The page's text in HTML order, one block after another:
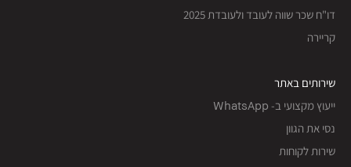
דו"ח שכר שווה לעובד ולעובדת 2025
קריירה
שירותים באתר
ייעוץ מקצועי ב- WhatsApp
נסי את הגוון
שירות לקוחות